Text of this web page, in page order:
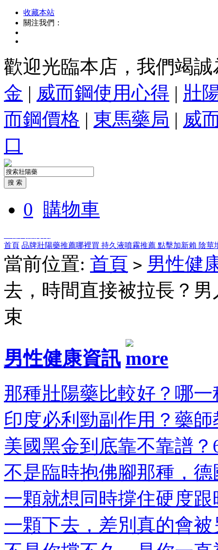
收藏本站
關注我們：
歡迎光臨本店，我們竭
金 | 威而鋼使用心得 | 壯
而鋼價格 | 東馬藥局 | 威
口
0 購物車
首頁 品牌壯陽藥推薦哪裡買 持久液噴霧推薦 點擊加新賴 陰莖
當前位置: 首頁 > 男性健
去，時間直接被拉長？
束
男性健康資訊
那種壯陽藥比較好？哪
印度必利勁副作用？藥
美國黑金到底靠不靠譜？
不是臨時抱佛腳那種，
一顆就想同時撐住硬度
一顆下去，差別真的會